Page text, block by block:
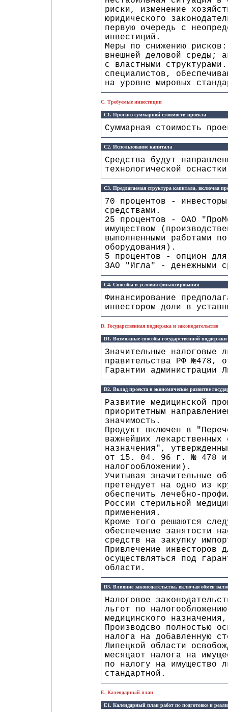
риски, изменение
юридического
первую очередь с
инвестиций.
Меры по снижению
внешней деловой среды;
с властными
специалистов,
на уровне мировых
C. Требуемые инвестиции
C1. Прогноз суммарной стоимости проекта
Суммарная стоимость
C2. Использование капитала
Средства будут
технологической
C3. Предлагаемая структура капитала, включая
70 процентов -
средствами.
25 процентов - ОАО
имуществом
выполненными работами
оборудования).
5 процентов - опцион
ЗАО "Игла" - денежными
C4. Способы и условия финансирования
Финансирование
инвестором доли в
D. Государственная поддержка и законодательство
D1. Возможные способы государственной поддержки
Значительные налоговые
правительства РФ
Гарантии
D2. Вклад проекта в экономическое развитие
Развитие медицинской
приоритетным
значимость.
Продукт включен в
важнейших
назначения",
от 15. 04. 96 г. № 478 и
налогообложении).
Учитывая значительные
претендует на одно из
обеспечить лечебно-
России стерильной
применения.
Кроме того решаются
обеспечение занятости
средств на закупку
Привлечение инвесторов
осуществляться под
области.
D3. Влияние законодательства, включая обмен
Налоговое
льгот по
медицинского
Производсво полностью
налога на добавленную
Липецкой области
месяцаот налога на
по налогу на имущество
стандартной.
E. Календарный план
E1. Календарный план работ по подготовке и